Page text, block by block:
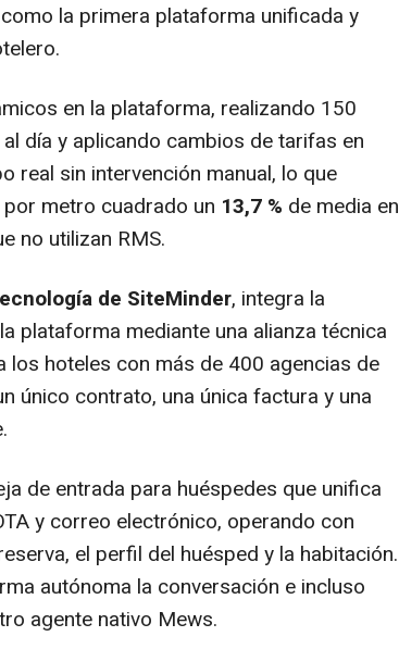
la primera plataforma unificada y
en la plataforma, realizando 150
día y aplicando cambios de tarifas en
real sin intervención manual, lo que
metro cuadrado un 13,7 % de media en
no utilizan RMS.
de SiteMinder, integra la
plataforma mediante una alianza técnica
los hoteles con más de 400 agencias de
único contrato, una única factura y una
de entrada para huéspedes que unifica
y correo electrónico, operando con
el perfil del huésped y la habitación.
autónoma la conversación e incluso
agente nativo Mews.